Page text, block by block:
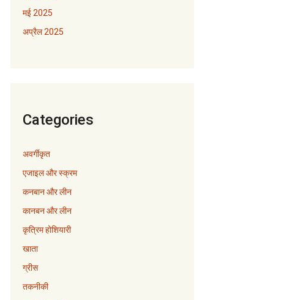
मई 2025
अप्रैल 2025
Categories
अवर्गीकृत
एजाइल और स्क्रम
कनबान और लीन
कानबन और लीन
कृत्रिम होशियारी
खाता
ग्रीस
तकनीकी